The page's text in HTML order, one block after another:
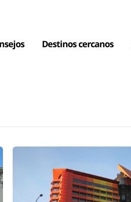
Destinos cercanos